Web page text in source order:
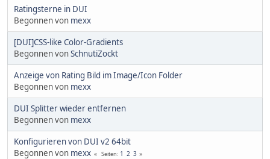
Ratingsterne in DUI
Begonnen von mexx
[DUI]CSS-like Color-Gradients
Begonnen vonSchnutiZockt
Anzeige von Rating Bild im Image/Icon Folder
Begonnen von mexx
DUI Splitter wieder entfernen
Begonnen von mexx
Konfigurieren von DUI v2 64bit
Begonnen von mexx Seiten 1 2 3